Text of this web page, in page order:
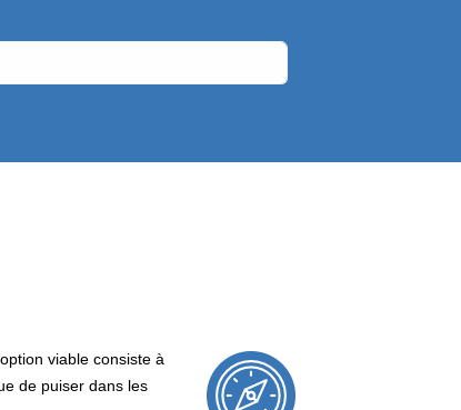
viable consiste à
de puiser dans les